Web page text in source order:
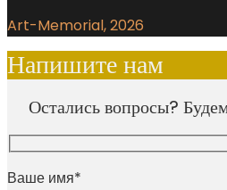
Art-Memorial, 2026
Напишите нам
Остались вопросы?
Ваше имя*